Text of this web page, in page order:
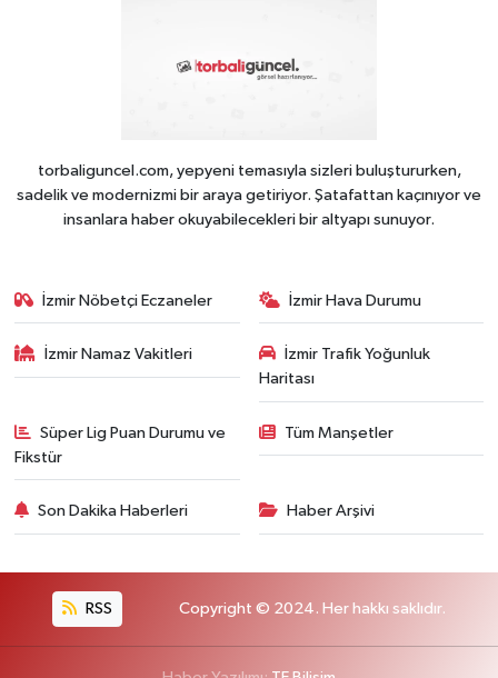
torbaliguncel.com, yepyeni temasıyla sizleri buluştururken,
sadelik ve modernizmi bir araya getiriyor. Şatafattan kaçınıyor ve
insanlara haber okuyabilecekleri bir altyapı sunuyor.
İzmir Nöbetçi Eczaneler İzmir Hava Durumu
İzmir Namaz Vakitleri
İzmir Trafik Yoğunluk
Haritası
Süper Lig Puan Durumu ve
Fikstür
Tüm Manşetler
Son Dakika Haberleri Haber Arşivi
RSS Copyright © 2024. Her hakkı saklıdır.